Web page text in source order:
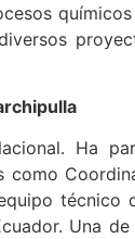
Ha
Una